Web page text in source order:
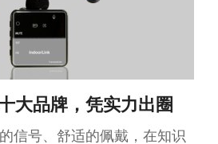
大品牌，凭实力出圈
信号、舒适的佩戴，在知识